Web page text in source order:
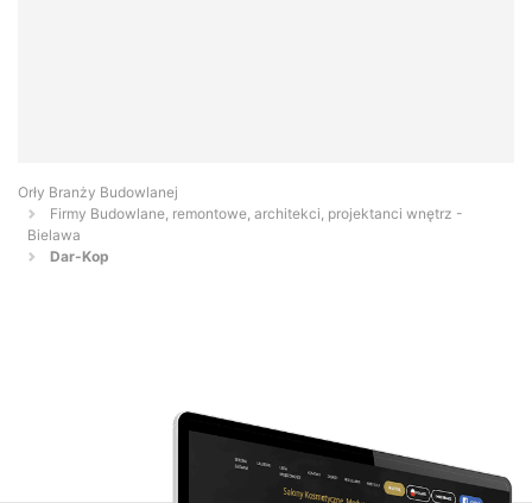
Orły Branży Budowlanej
Firmy Budowlane, remontowe, architekci, projektanci wnętrz -
Bielawa
Dar-Kop